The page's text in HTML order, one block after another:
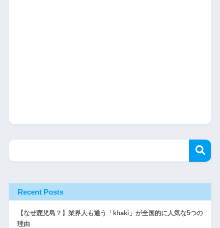
Recent Posts
【なぜ鹿児島？】業界人も通う「khaki」が全国的に人気な5つの
理由